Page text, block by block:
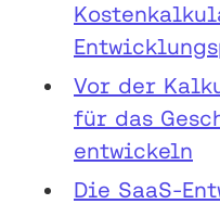
Vor der
für das
entwickeln
Die SaaS-